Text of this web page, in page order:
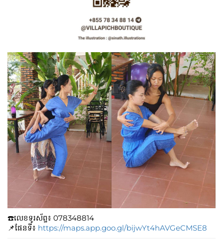
☎️លេខទូរស័ព្ទ៖​​ 078348814
📌ផែនទី៖ https://maps.app.goo.gl/bijwYt4hAVGeCMSE8